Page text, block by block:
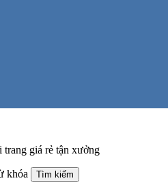
trang giá rẻ tận xưởng
khóa Tìm kiếm